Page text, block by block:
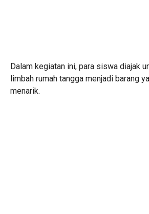
Dalam kegiatan ini, para siswa diajak
limbah rumah tangga menjadi barang
menarik.